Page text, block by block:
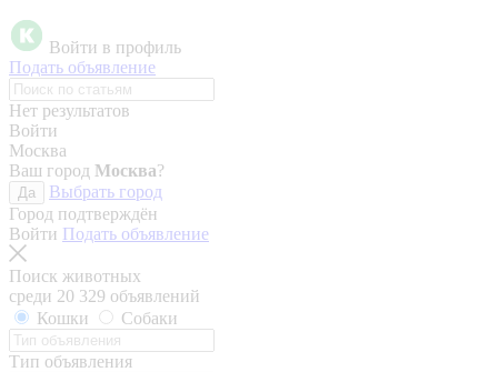
Войти в профиль
Подать объявление
Нет результатов
Войти
Москва
Ваш город Москва?
Да
Выбрать город
Город подтверждён
Войти Подать объявление
Поиск животных
среди 20 329 объявлений
Кошки
Собаки
Тип объявления